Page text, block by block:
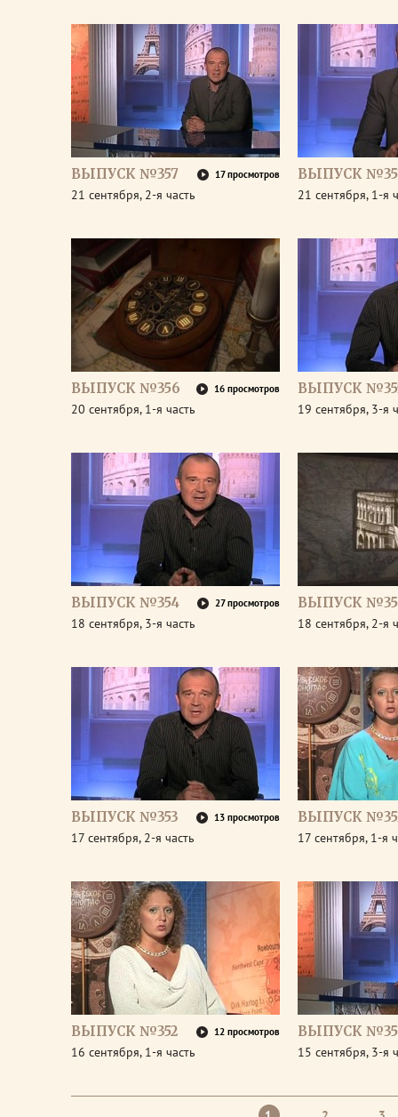
ВЫПУСК №357 17 просмотров
21 сентября, 2-я часть
ВЫПУСК
21 сентября, 1-я
ВЫПУСК №356 16 просмотров
20 сентября, 1-я часть
ВЫПУСК
19 сентября, 3-я
ВЫПУСК №354 27 просмотров
18 сентября, 3-я часть
ВЫПУСК
18 сентября, 2-я
ВЫПУСК №353 13 просмотров
17 сентября, 2-я часть
ВЫПУСК
17 сентября, 1-я
ВЫПУСК №352 12 просмотров
16 сентября, 1-я часть
ВЫПУСК
15 сентября, 3-я